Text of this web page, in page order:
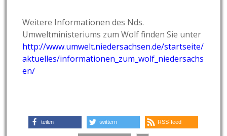
Weitere Informationen des Nds.
Umweltministeriums zum Wolf finden Sie unter
http://www.umwelt.niedersachsen.de/startseite/
aktuelles/informationen_zum_wolf_niedersachs
en/
teilen twittern RSS-feed